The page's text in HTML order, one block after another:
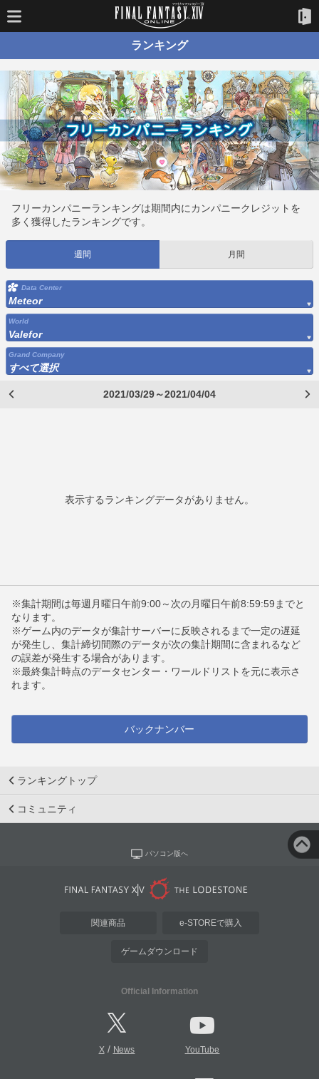
ランキング
フリーカンパニーランキングは期間内にカンパニークレジットを
多く獲得したランキングです。
週間 月間
Data Center
Meteor
World
Valefor
Grand Company
すべて選択
2021/03/29～2021/04/04
表示するランキングデータがありません。
※集計期間は毎週月曜日午前9:00～次の月曜日午前8:59:59までと
なります。
※ゲーム内のデータが集計サーバーに反映されるまで一定の遅延
が発生し、集計締切間際のデータが次の集計期間に含まれるなど
の誤差が発生する場合があります。
※最終集計時点のデータセンター・ワールドリストを元に表示さ
れます。
バックナンバー
ランキングトップ
コミュニティ
パソコン版へ
関連商品 e-STOREで購入
ゲームダウンロード
Official Information
X/ News YouTube